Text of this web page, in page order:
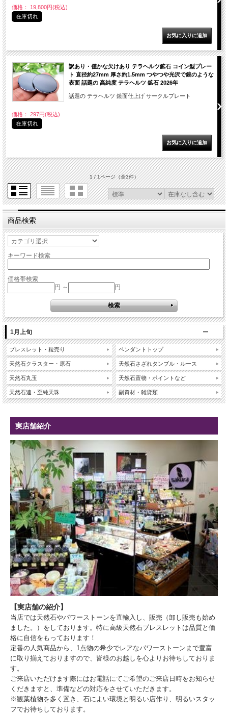
価格： 19,800円(税込)
在庫切れ
訳あり・僅かな欠けあり テラヘルツ鉱石 コイン型プレー
ト 直径約27mm 厚さ約1.5mm つやつや光沢で鏡のような
表面 話題の 高純度 テラヘルツ 鉱石 2026年
話題の テラヘルツ 鏡面仕上げ サークルプレート
価格： 297円(税込)
在庫切れ
1 / 1ページ（全3件）
商品検索
キーワード検索
価格帯検索
円 ～
円
1月上旬
ブレスレット・粒売り
天然石クラスター・原石
天然石丸玉
天然石連・至純天珠
ペンダントトップ
天然石さざれタンブル・ルース
天然石置物・ポイントなど
副資材・雑貨類
実店舗紹介
【実店舗の紹介】
当店では天然石やパワーストーンを直輸入し、販売（卸し販売も始め
ました。）をしております。特に高級天然石ブレスレットは品質と価
格に自信をもっております！
定番の人気商品から、1点物の希少でレアなパワーストーンまで豊富
に取り揃えておりますので、皆様のお越しを心よりお待ちしておりま
す。
ご来店いただけます際にはお電話にてご希望のご来店日時をお知らせ
くだきますと、準備などの対応をさせていただきます。
※観葉植物を多く置き、石によい環境と明るい店作り、明るいスタッ
フでお待ちしております。